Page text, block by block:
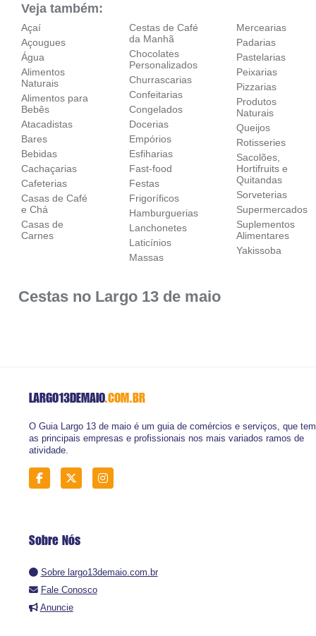
Veja também:
Açaí
Açougues
Água
Alimentos
Naturais
Alimentos para
Bebês
Atacadistas
Bares
Bebidas
Cachaçarias
Cafeterias
Casas de Café
e Chá
Casas de
Carnes
Cestas de Café
da Manhã
Chocolates
Personalizados
Churrascarias
Confeitarias
Congelados
Docerias
Empórios
Esfiharias
Fast-food
Festas
Frigoríficos
Hamburguerias
Lanchonetes
Laticínios
Massas
Mercearias
Padarias
Pastelarias
Peixarias
Pizzarias
Produtos
Naturais
Queijos
Rotisseries
Sacolões,
Hortifruits e
Quitandas
Sorveterias
Supermercados
Suplementos
Alimentares
Yakissoba
Cestas no Largo 13 de maio
LARGO13DEMAIO.COM.BR
O Guia Largo 13 de maio é um guia de comércios e serviços, que tem
as principais empresas e profissionais nos mais variados ramos de
atividade.
Sobre Nós
Sobre largo13demaio.com.br
Fale Conosco
Anuncie